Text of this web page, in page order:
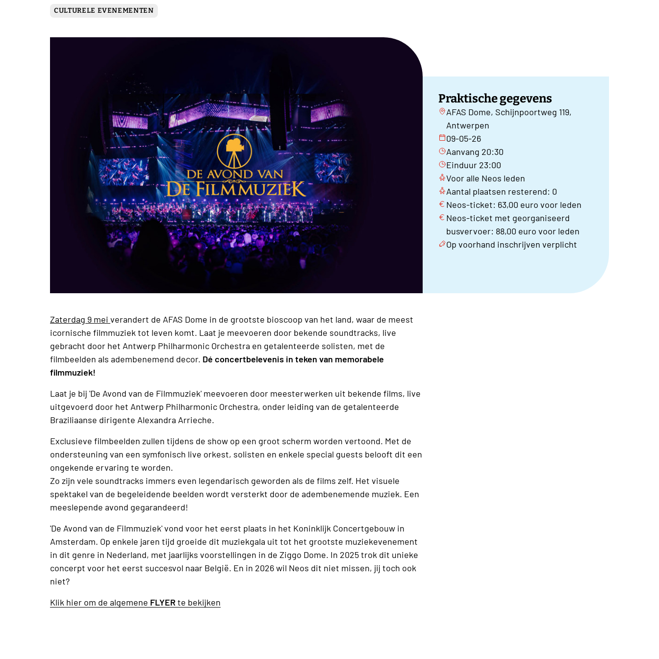
CULTURELE EVENEMENTEN
Praktische gegevens
AFAS Dome, Schijnpoortweg 119,
Antwerpen
09-05-26
Aanvang 20:30
Einduur 23:00
Voor alle Neos leden
Aantal plaatsen resterend: 0
Neos-ticket: 63,00 euro voor leden
Neos-ticket met georganiseerd
busvervoer: 88,00 euro voor leden
Op voorhand inschrijven verplicht
Zaterdag 9 mei verandert de AFAS Dome in de grootste bioscoop van het land, waar de meest
icornische filmmuziek tot leven komt. Laat je meevoeren door bekende soundtracks, live
gebracht door het Antwerp Philharmonic Orchestra en getalenteerde solisten, met de
filmbeelden als adembenemend decor. Dé concertbelevenis in teken van memorabele
filmmuziek!
Laat je bij 'De Avond van de Filmmuziek' meevoeren door meesterwerken uit bekende films, live
uitgevoerd door het Antwerp Philharmonic Orchestra, onder leiding van de getalenteerde
Braziliaanse dirigente Alexandra Arrieche.
Exclusieve filmbeelden zullen tijdens de show op een groot scherm worden vertoond. Met de
ondersteuning van een symfonisch live orkest, solisten en enkele special guests belooft dit een
ongekende ervaring te worden.
Zo zijn vele soundtracks immers even legendarisch geworden als de films zelf. Het visuele
spektakel van de begeleidende beelden wordt versterkt door de adembenemende muziek. Een
meeslepende avond gegarandeerd!
'De Avond van de Filmmuziek' vond voor het eerst plaats in het Koninklijk Concertgebouw in
Amsterdam. Op enkele jaren tijd groeide dit muziekgala uit tot het grootste muziekevenement
in dit genre in Nederland, met jaarlijks voorstellingen in de Ziggo Dome. In 2025 trok dit unieke
concerpt voor het eerst succesvol naar België. En in 2026 wil Neos dit niet missen, jij toch ook
niet?
Klik hier om de algemene FLYERte bekijken